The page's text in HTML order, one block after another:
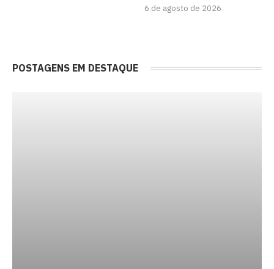
6 de agosto de 2026
POSTAGENS EM DESTAQUE